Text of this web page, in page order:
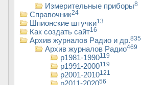
Измерительные приборы8
Справочник24
Шпионские штучки13
Как создать сайт16
Архив журналов Радио и др.835
Архив журналов Радио469
р1981-1990119
р1991-2000119
р2001-2010121
56